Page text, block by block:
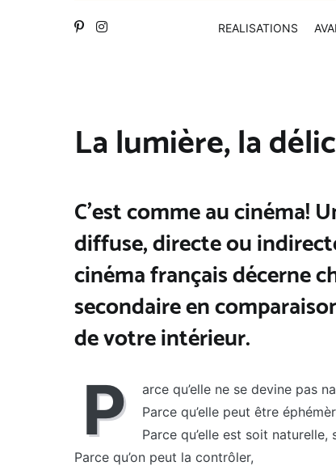
REALISATIONS
La lumière, la
C’est comme au cinéma!
diffuse, directe ou
cinéma français décerne
secondaire en
de votre intérieur.
P
arce qu’elle ne se devine pas
Parce qu’elle peut être
Parce qu’elle est soit
Parce qu’on peut la contrôler,